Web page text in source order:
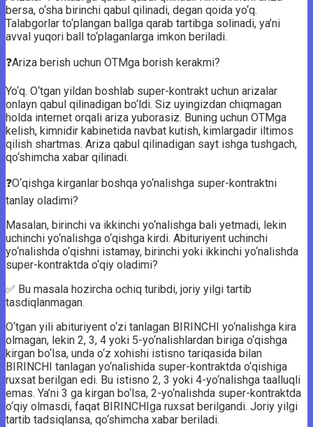
bersa, o‘sha birinchi qabul qilinadi, degan qoida yo‘q.
Talabgorlar to‘plangan ballga qarab tartibga solinadi, ya’ni
avval yuqori ball to‘plaganlarga imkon beriladi.
❓Ariza berish uchun OTMga borish kerakmi?
Yo‘q. O‘tgan yildan boshlab super-kontrakt uchun arizalar
onlayn qabul qilinadigan bo‘ldi. Siz uyingizdan chiqmagan
holda internet orqali ariza yuborasiz. Buning uchun OTMga
kelish, kimnidir kabinetida navbat kutish, kimlargadir iltimos
qilish shartmas. Ariza qabul qilinadigan sayt ishga tushgach,
qo‘shimcha xabar qilinadi.
❓O‘qishga kirganlar boshqa yo‘nalishga super-kontraktni
tanlay oladimi?
Masalan, birinchi va ikkinchi yo‘nalishga bali yetmadi, lekin
uchinchi yo‘nalishga o‘qishga kirdi. Abituriyent uchinchi
yo‘nalishda o‘qishni istamay, birinchi yoki ikkinchi yo‘nalishda
super-kontraktda o‘qiy oladimi?
✅ Bu masala hozircha ochiq turibdi, joriy yilgi tartib
tasdiqlanmagan.
O‘tgan yili abituriyent o‘zi tanlagan BIRINCHI yo‘nalishga kira
olmagan, lekin 2, 3, 4 yoki 5-yo‘nalishlardan biriga o‘qishga
kirgan bo‘lsa, unda o‘z xohishi istisno tariqasida bilan
BIRINCHI tanlagan yo‘nalishida super-kontraktda o‘qishiga
ruxsat berilgan edi. Bu istisno 2, 3 yoki 4-yo‘nalishga taalluqli
emas. Ya’ni 3 ga kirgan bo‘lsa, 2-yo‘nalishda super-kontraktda
o‘qiy olmasdi, faqat BIRINCHIga ruxsat berilgandi. Joriy yilgi
tartib tadsiqlansa, qo‘shimcha xabar beriladi.